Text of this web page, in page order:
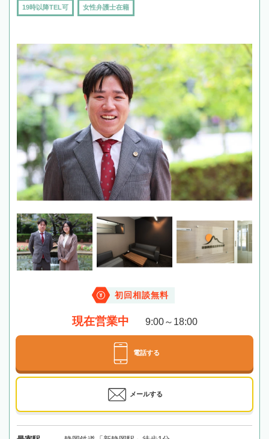
19時以降TEL可 女性弁護士在籍
初回相談無料
現在営業中 9:00～18:00
電話する
メールする